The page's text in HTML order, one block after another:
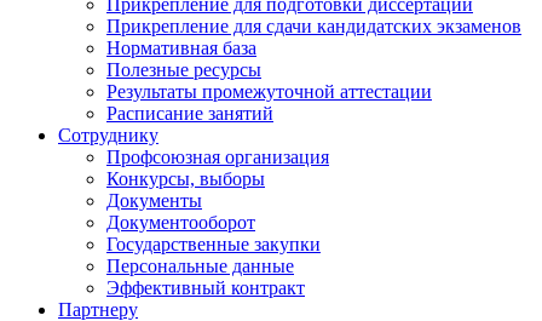
Прикрепление для подготовки диссертации
Прикрепление для сдачи кандидатских экзаменов
Нормативная база
Полезные ресурсы
Результаты промежуточной аттестации
Расписание занятий
Сотруднику
Профсоюзная организация
Конкурсы, выборы
Документы
Документооборот
Государственные закупки
Персональные данные
Эффективный контракт
Партнеру